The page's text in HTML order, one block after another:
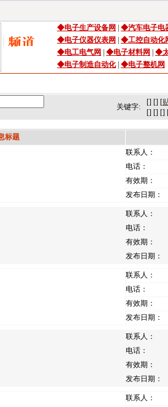
◆电子生产设备网 ◆汽车电子电
◆电子仪器仪表网 ◆工控自动化
◆电工电气网
◆电子材料网
◆
◆电子制造自动化| ◆电子整机网
关键字:
[] [] [
[] [] []
标题
联系人：
电话：
有效期：
发布日期：
联系人：
电话：
有效期：
发布日期：
联系人：
电话：
有效期：
发布日期：
联系人：
电话：
有效期：
发布日期：
联系人：